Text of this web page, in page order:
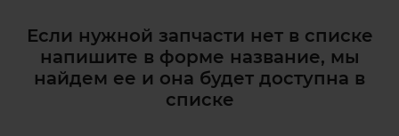
Если нужной запчасти нет в списке
напишите в форме название, мы
найдем ее и она будет доступна в
списке